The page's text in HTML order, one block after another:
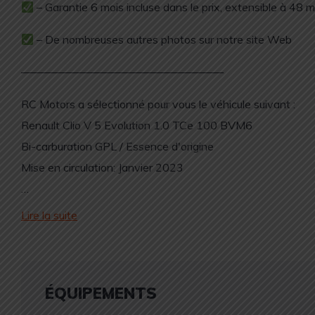
– Garantie 6 mois incluse dans le prix, extensible à 48
– De nombreuses autres photos sur notre site Web
——————————————————
RC Motors a sélectionné pour vous le véhicule suivant :
Renault Clio V 5 Evolution 1.0 TCe 100 BVM6
Bi-carburation GPL / Essence d'origine
Mise en circulation: Janvier 2023
…
Lire la suite
ÉQUIPEMENTS